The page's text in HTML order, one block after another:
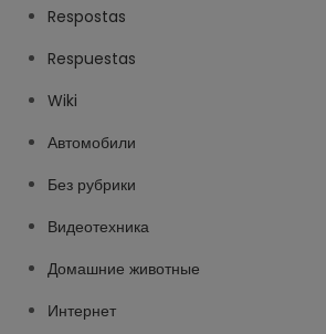
Respostas
Respuestas
Wiki
Автомобили
Без рубрики
Видеотехника
Домашние животные
Интернет